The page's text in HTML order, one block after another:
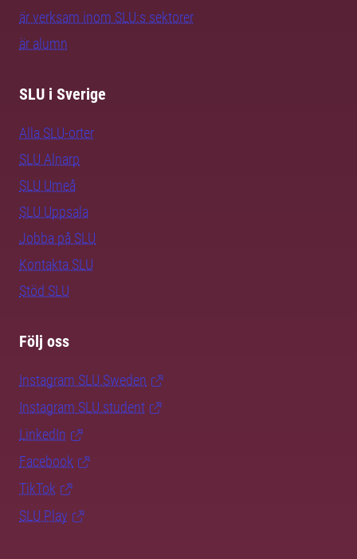
är verksam inom SLU:s sektorer
är alumn
SLU i Sverige
Alla SLU-orter
SLU Alnarp
SLU Umeå
SLU Uppsala
Jobba på SLU
Kontakta SLU
Stöd SLU
Följ oss
Instagram SLU.Sweden
Instagram SLU.student
LinkedIn
Facebook
TikTok
SLU Play